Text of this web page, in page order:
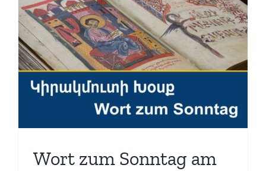
Wort zum Sonntag am